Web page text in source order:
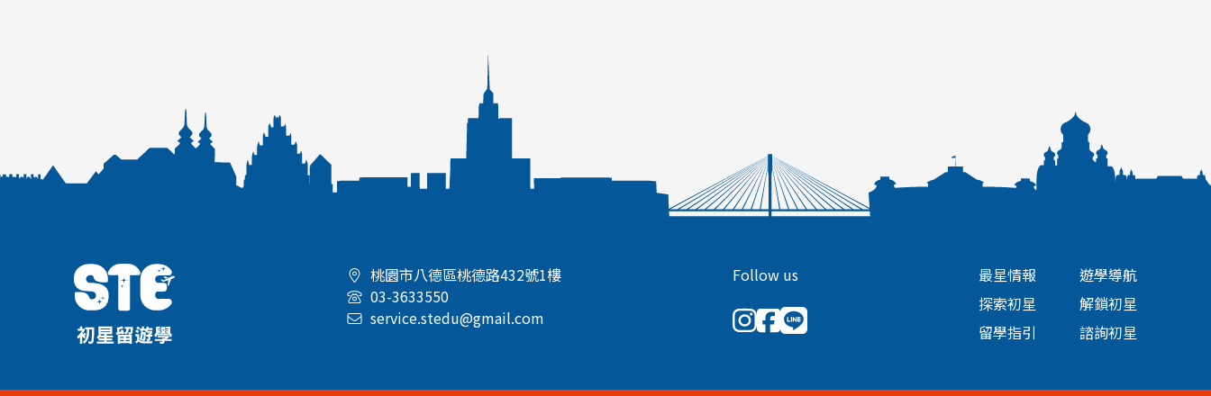
桃園市八德區桃德路432號1樓
03-3633550
service.stedu@gmail.com
Follow us
最星情報
探索初星
留學指引
遊學導航
解鎖初星
諮詢初星